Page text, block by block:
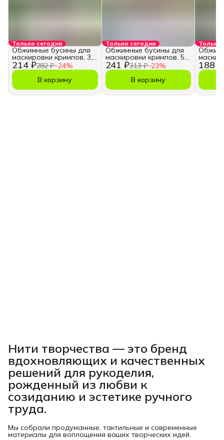
Только сегодня
214 ₽282 ₽−24%
Обжимные бусины для
маскировки кримпов, 3,5
мм.
В корзину
Только сегодня
241 ₽313 ₽−23%
Обжимные бусины для
маскировки кримпов, 5
мм.
В корзину
Только
188 ₽
мм.
Нити творчества — это бренд
вдохновляющих и качественных
решений для рукоделия,
рожденный из любви к
созиданию и эстетике ручного
труда.
Мы собрали продуманные, тактильные и современные
материалы для воплощения ваших творческих идей.